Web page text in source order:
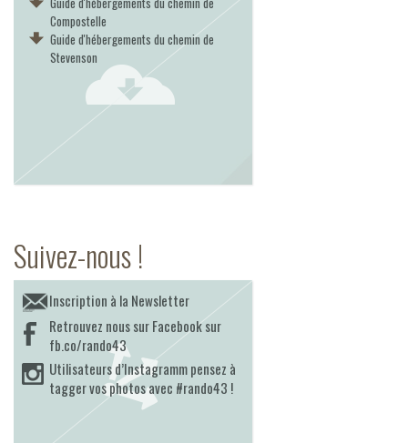
Compostelle
Guide d'hébergements du chemin de
Stevenson
Suivez-nous !
Inscription à la Newsletter
Retrouvez nous sur Facebook sur
fb.co/rando43
Utilisateurs d’Instagramm pensez à
tagger vos photos avec #rando43 !